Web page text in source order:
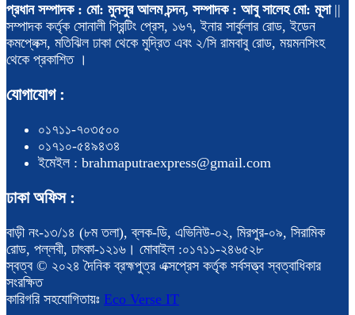
প্রধান সম্পাদক : মো: মুনসুর আলম চন্দন, সম্পাদক : আবু সালেহ মো: মূসা||
সম্পাদক কর্তৃক সোনালী প্রিন্টিং প্রেস, ১৬৭, ইনার সার্কুলার রোড, ইডেন
কমপ্লেক্স, মতিঝিল ঢাকা থেকে মুদ্রিত এবং ২/সি রামবাবু রোড, ময়মনসিংহ
থেকে প্রকাশিত ।
যোগাযোগ :
০১৭১১-৭০৩৫০০
০১৭১০-৫৪৯৪৩৪
ইমেইল : brahmaputraexpress@gmail.com
ঢাকা অফিস :
বাড়ী নং-১৩/১৪ (৮ম তলা), ব্লক-ডি, এভিনিউ-০২, মিরপুর-০৯, সিরামিক
রোড, পল্লবী, ঢাৎকা-১২১৬। মোবাইল :০১৭১১-২৪৬৫২৮
স্বত্ব © ২০২৪ দৈনিক ব্রহ্মপুত্র এক্সপ্রেস কর্তৃক সর্বসত্ত্ব স্বত্বাধিকার
সংরক্ষিত
কারিগরি সহযোগিতায়ঃ Eco Verse IT